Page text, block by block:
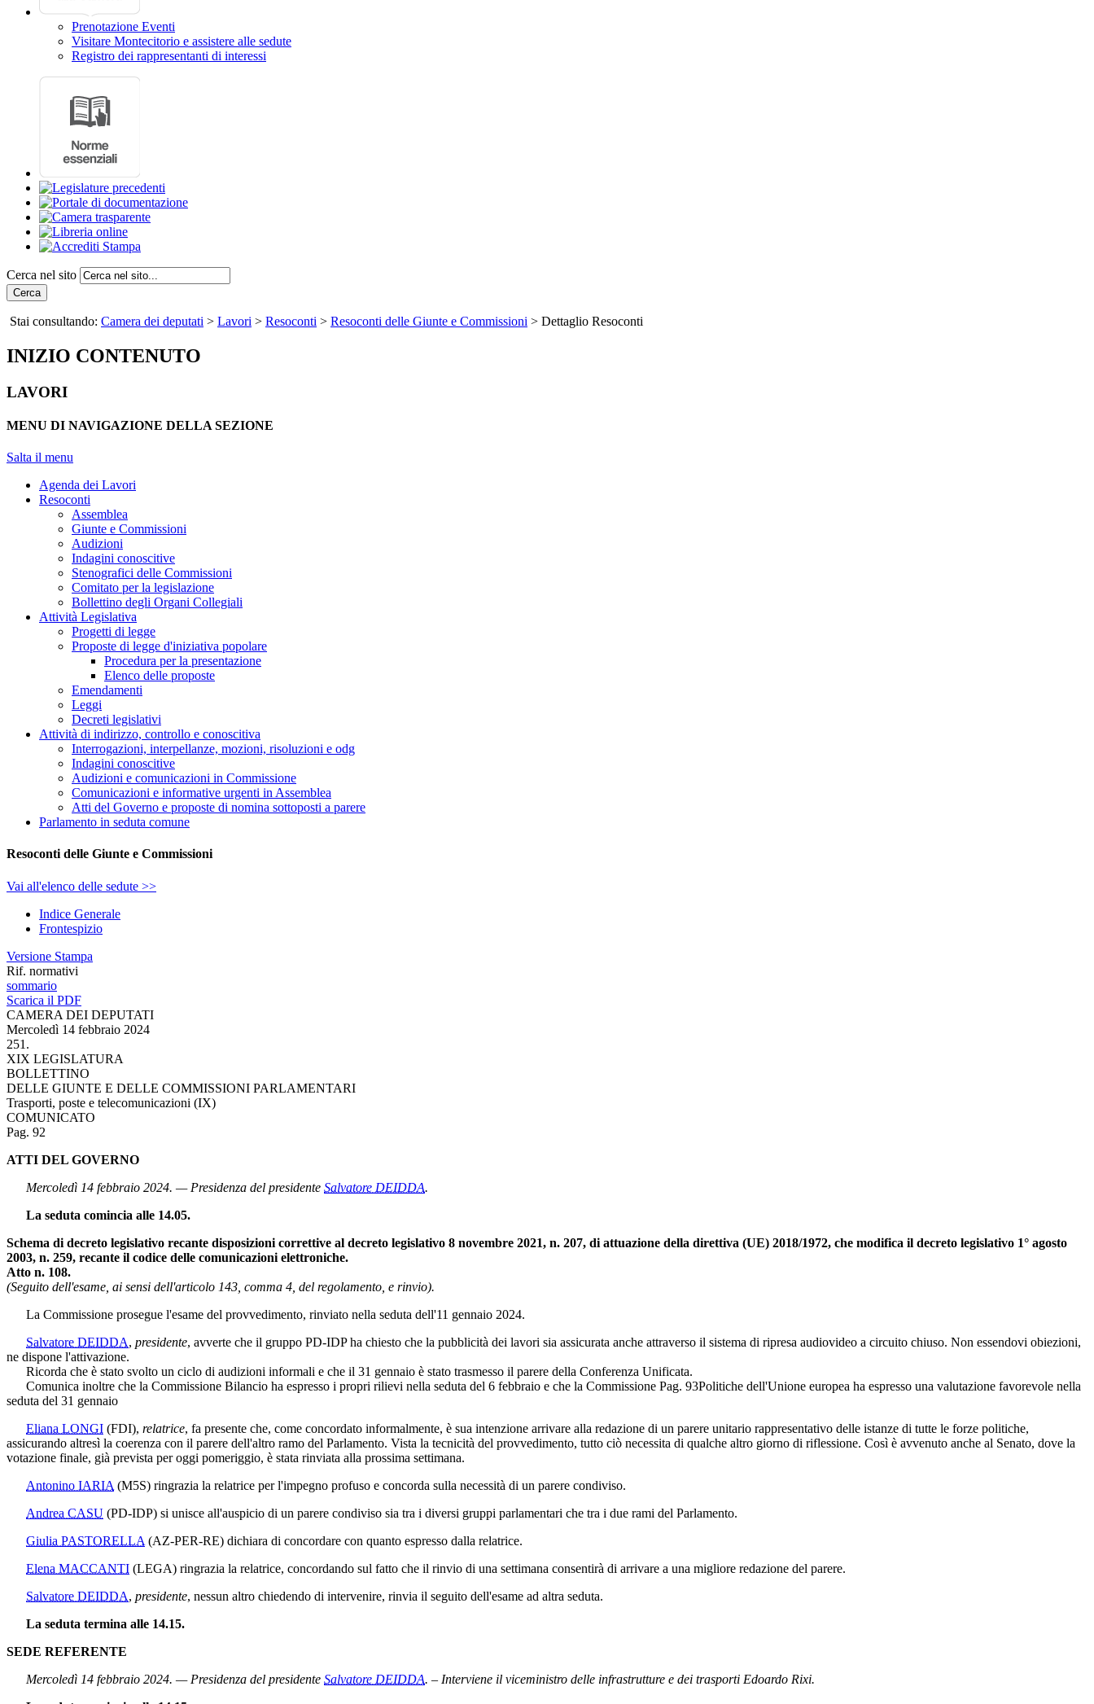
Prenotazione Eventi
Visitare Montecitorio e assistere alle sedute
Registro dei rappresentanti di interessi
Cerca nel sito
Cerca
Stai consultando: Camera dei deputati > Lavori > Resoconti > Resoconti delle Giunte e Commissioni > Dettaglio Resoconti
INIZIO CONTENUTO
LAVORI
MENU DI NAVIGAZIONE DELLA SEZIONE
Salta il menu
Agenda dei Lavori
Resoconti
Assemblea
Giunte e Commissioni
Audizioni
Indagini conoscitive
Stenografici delle Commissioni
Comitato per la legislazione
Bollettino degli Organi Collegiali
Attività Legislativa
Progetti di legge
Proposte di legge d'iniziativa popolare
Procedura per la presentazione
Elenco delle proposte
Emendamenti
Leggi
Decreti legislativi
Attività di indirizzo, controllo e conoscitiva
Interrogazioni, interpellanze, mozioni, risoluzioni e odg
Indagini conoscitive
Audizioni e comunicazioni in Commissione
Comunicazioni e informative urgenti in Assemblea
Atti del Governo e proposte di nomina sottoposti a parere
Parlamento in seduta comune
Resoconti delle Giunte e Commissioni
Vai all'elenco delle sedute >>
Indice Generale
Frontespizio
Versione Stampa
Rif. normativi
sommario
Scarica il PDF
CAMERA DEI DEPUTATI
Mercoledì 14 febbraio 2024
251.
XIX LEGISLATURA
BOLLETTINO
DELLE GIUNTE E DELLE COMMISSIONI PARLAMENTARI
Trasporti, poste e telecomunicazioni (IX)
COMUNICATO
Pag. 92
ATTI DEL GOVERNO
Mercoledì 14 febbraio 2024. — Presidenza del presidente Salvatore DEIDDA.
La seduta comincia alle 14.05.
Schema di decreto legislativo recante disposizioni correttive al decreto legislativo 8 novembre 2021, n. 207, di attuazione della direttiva (UE) 2018/1972, che modifica il decreto legislativo 1° agosto
2003, n. 259, recante il codice delle comunicazioni elettroniche.
Atto n. 108.
(Seguito dell'esame, ai sensi dell'articolo 143, comma 4, del regolamento, e rinvio).
La Commissione prosegue l'esame del provvedimento, rinviato nella seduta dell'11 gennaio 2024.
Salvatore DEIDDA, presidente, avverte che il gruppo PD-IDP ha chiesto che la pubblicità dei lavori sia assicurata anche attraverso il sistema di ripresa audiovideo a circuito chiuso. Non essendovi obiezioni,
ne dispone l'attivazione.
Ricorda che è stato svolto un ciclo di audizioni informali e che il 31 gennaio è stato trasmesso il parere della Conferenza Unificata.
Comunica inoltre che la Commissione Bilancio ha espresso i propri rilievi nella seduta del 6 febbraio e che la Commissione Pag. 93Politiche dell'Unione europea ha espresso una valutazione favorevole nella
seduta del 31 gennaio
Eliana LONGI (FDI), relatrice, fa presente che, come concordato informalmente, è sua intenzione arrivare alla redazione di un parere unitario rappresentativo delle istanze di tutte le forze politiche,
assicurando altresì la coerenza con il parere dell'altro ramo del Parlamento. Vista la tecnicità del provvedimento, tutto ciò necessita di qualche altro giorno di riflessione. Così è avvenuto anche al Senato, dove la
votazione finale, già prevista per oggi pomeriggio, è stata rinviata alla prossima settimana.
Antonino IARIA (M5S) ringrazia la relatrice per l'impegno profuso e concorda sulla necessità di un parere condiviso.
Andrea CASU (PD-IDP) si unisce all'auspicio di un parere condiviso sia tra i diversi gruppi parlamentari che tra i due rami del Parlamento.
Giulia PASTORELLA (AZ-PER-RE) dichiara di concordare con quanto espresso dalla relatrice.
Elena MACCANTI (LEGA) ringrazia la relatrice, concordando sul fatto che il rinvio di una settimana consentirà di arrivare a una migliore redazione del parere.
Salvatore DEIDDA, presidente, nessun altro chiedendo di intervenire, rinvia il seguito dell'esame ad altra seduta.
La seduta termina alle 14.15.
SEDE REFERENTE
Mercoledì 14 febbraio 2024. — Presidenza del presidente Salvatore DEIDDA. – Interviene il viceministro delle infrastrutture e dei trasporti Edoardo Rixi.